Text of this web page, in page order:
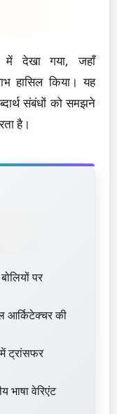
में देखा गया, जहाँ
हासिल किया। यह
संबंधों को समझने
है।
पर
आर्किटेक्चर की
ट्रांसफर
भाषा वेरिएंट